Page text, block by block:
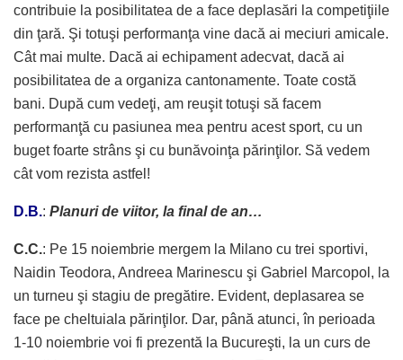
contribuie la posibilitatea de a face deplasări la competiţiile
din ţară. Şi totuşi performanţa vine dacă ai meciuri amicale.
Cât mai multe. Dacă ai echipament adecvat, dacă ai
posibilitatea de a organiza cantonamente. Toate costă
bani. După cum vedeţi, am reuşit totuşi să facem
performanţă cu pasiunea mea pentru acest sport, cu un
buget foarte strâns şi cu bunăvoinţa părinţilor. Să vedem
cât vom rezista astfel!
D.B.: Planuri de viitor, la final de an…
C.C.: Pe 15 noiembrie mergem la Milano cu trei sportivi,
Naidin Teodora, Andreea Marinescu şi Gabriel Marcopol, la
un turneu şi stagiu de pregătire. Evident, deplasarea se
face pe cheltuiala părinţilor. Dar, până atunci, în perioada
1-10 noiembrie voi fi prezentă la Bucureşti, la un curs de